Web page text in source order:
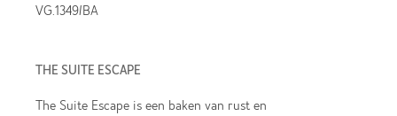
VG.1349/BA
THE SUITE ESCAPE
The Suite Escape is een baken van rust en